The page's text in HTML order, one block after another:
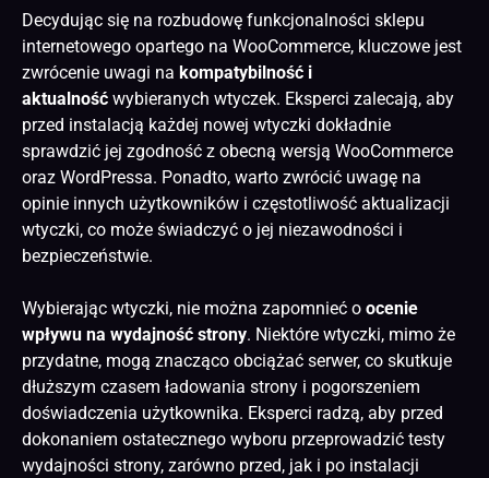
Decydując się na rozbudowę funkcjonalności sklepu
internetowego opartego na WooCommerce, kluczowe jest
zwrócenie uwagi na kompatybilność i
aktualność wybieranych wtyczek. Eksperci zalecają, aby
przed instalacją każdej nowej wtyczki dokładnie
sprawdzić jej zgodność z obecną wersją WooCommerce
oraz WordPressa. Ponadto, warto zwrócić uwagę na
opinie innych użytkowników i częstotliwość aktualizacji
wtyczki, co może świadczyć o jej niezawodności i
bezpieczeństwie.
Wybierając wtyczki, nie można zapomnieć o ocenie
wpływu na wydajność strony. Niektóre wtyczki, mimo że
przydatne, mogą znacząco obciążać serwer, co skutkuje
dłuższym czasem ładowania strony i pogorszeniem
doświadczenia użytkownika. Eksperci radzą, aby przed
dokonaniem ostatecznego wyboru przeprowadzić testy
wydajności strony, zarówno przed, jak i po instalacji